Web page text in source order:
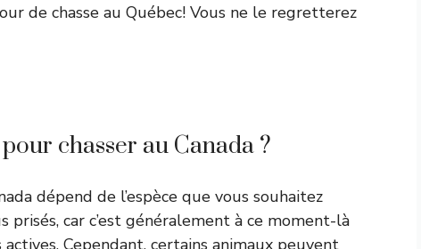
de chasse au Québec! Vous ne le regretterez
chasser au Canada ?
dépend de l’espèce que vous souhaitez
prisés, car c’est généralement à ce moment-là
Cependant, certains animaux peuvent